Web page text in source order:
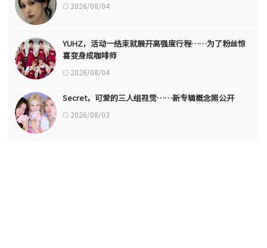
2026/08/04
YUHZ，活动一结束就展开高强度行程……为了粉丝惊
喜变身成咖啡师
2026/08/04
Secret，可爱的三人组视觉……新专辑概念照公开
2026/08/03